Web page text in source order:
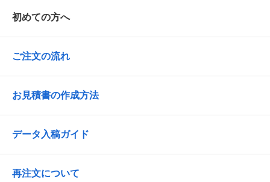
初めての方へ
ご注文の流れ
お見積書の作成方法
データ入稿ガイド
再注文について